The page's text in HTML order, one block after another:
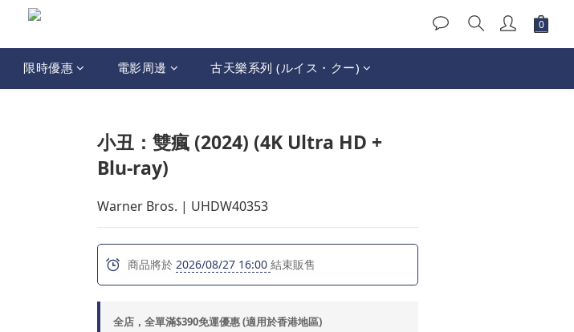
限時優惠 電影周邊 古天樂系列 (ルイス・クー)
小丑：雙瘋 (2024) (4K Ultra HD +
Blu-ray)
Warner Bros. | UHDW40353
商品將於 2026/08/27 16:00 結束販售
全店，全單滿$390免運優惠 (適用於香港地區)